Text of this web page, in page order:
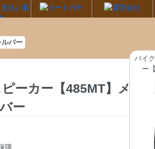
バー
ーカー【485MT】メタ
ー
バイ
ー